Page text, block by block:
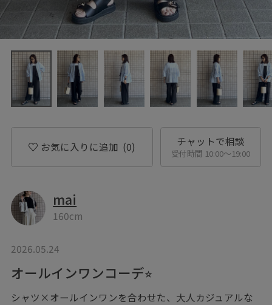
お気に入りに追加 (0) チャットで相談
受付時間 10:00〜19:00
mai
160cm
2026.05.24
オールインワンコーデ⭐︎
シャツ×オールインワンを合わせた、大人カジュアルな